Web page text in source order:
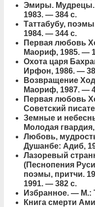
Эмиры.
1983. — 384 с.
Таттабубу,
1984. — 344 с.
Первая любовь
Маориф, 1985. —
Охота царя
Ирфон, 1986. —
Возвращение
Маориф, 1987. —
Первая любовь
Советский
Земные и
Молодая
Любовь,
Душанбе: Адиб,
Лазоревый
(Песнопения
поэмы, притчи.
1991. — 382 с.
Избранное. — М.:
Книга смерти